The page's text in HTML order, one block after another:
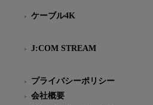
ケーブル4K
J:COM STREAM
プライバシーポリシー
会社概要